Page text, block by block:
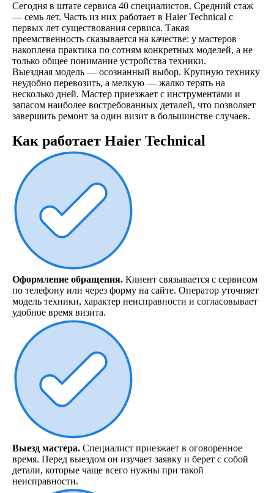
Сегодня в штате сервиса 40 специалистов. Средний стаж
— семь лет. Часть из них работает в Haier Technical с
первых лет существования сервиса. Такая
преемственность сказывается на качестве: у мастеров
накоплена практика по сотням конкретных моделей, а не
только общее понимание устройства техники.
Выездная модель — осознанный выбор. Крупную технику
неудобно перевозить, а мелкую — жалко терять на
несколько дней. Мастер приезжает с инструментами и
запасом наиболее востребованных деталей, что позволяет
завершить ремонт за один визит в большинстве случаев.
Как работает Haier Technical
Оформление обращения. Клиент связывается с сервисом
по телефону или через форму на сайте. Оператор уточняет
модель техники, характер неисправности и согласовывает
удобное время визита.
Выезд мастера. Специалист приезжает в оговоренное
время. Перед выездом он изучает заявку и берет с собой
детали, которые чаще всего нужны при такой
неисправности.